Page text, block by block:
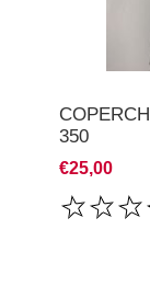
350
€25,00